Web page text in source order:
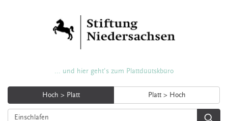
... und hier geht's zum Plattdüütskbüro
Hoch > Platt Platt > Hoch